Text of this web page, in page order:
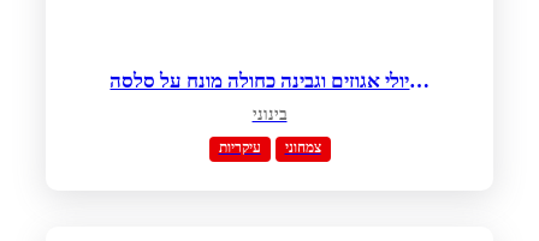
רביולי אגוזים וגבינה כחולה מונח על סלסה
חצילים חריפה וטחינה גולמית
בינוני
עיקריות צמחוני